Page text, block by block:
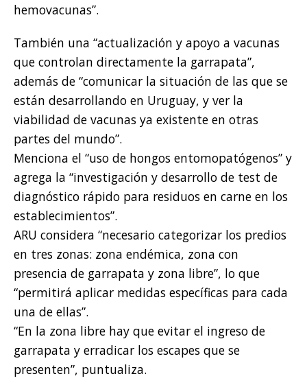
hemovacunas”.
También una “actualización y apoyo a vacunas
que controlan directamente la garrapata”,
además de “comunicar la situación de las que se
están desarrollando en Uruguay, y ver la
viabilidad de vacunas ya existente en otras
partes del mundo”.
Menciona el “uso de hongos entomopatógenos” y
agrega la “investigación y desarrollo de test de
diagnóstico rápido para residuos en carne en los
establecimientos”.
ARU considera “necesario categorizar los predios
en tres zonas: zona endémica, zona con
presencia de garrapata y zona libre”, lo que
“permitirá aplicar medidas específicas para cada
una de ellas”.
“En la zona libre hay que evitar el ingreso de
garrapata y erradicar los escapes que se
presenten”, puntualiza.